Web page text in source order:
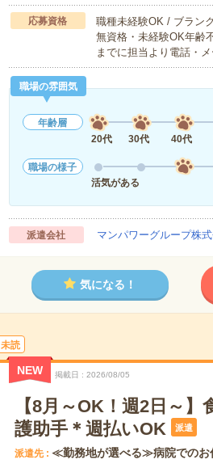
応募資格
職種未経験OK / ブラン
無資格・未経験OK年齢
までに担当より電話・
職場の雰囲気
年齢層
20代
30代 40代
職場の様子
活気がある
派遣会社 マンパワーグループ株
気になる！
未読
NEW 掲載日 2026/08/05
【8月～OK！週2日～
護助手＊週払いOK
派遣
派遣先 ≪勤務地が選べる≫病院でのお